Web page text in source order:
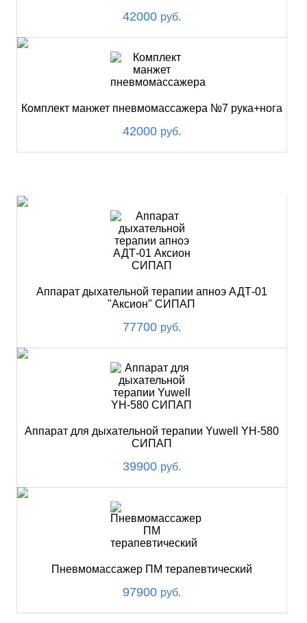
42000 руб.
Комплект манжет пневмомассажера №7 рука+нога
42000 руб.
Аппарат дыхательной терапии апноэ АДТ-01
"Аксион" СИПАП
77700 руб.
Аппарат для дыхательной терапии Yuwell YH-580
СИПАП
39900 руб.
Пневмомассажер ПМ терапевтический
97900 руб.